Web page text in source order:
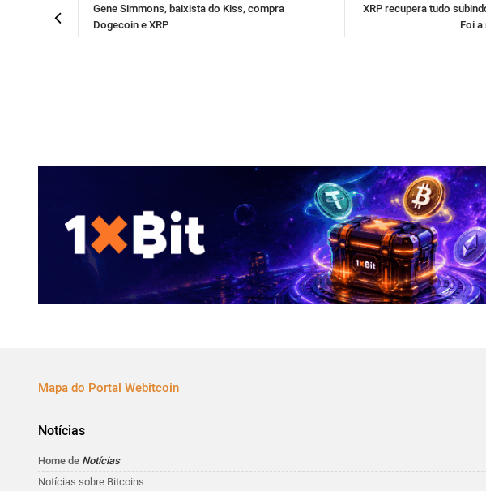
XRP recupera tudo
Foi
Gene Simmons, baixista do Kiss, compra
Dogecoin e XRP
Mapa do Portal Webitcoin
Notícias
Home de Notícias
Notícias sobre Bitcoins